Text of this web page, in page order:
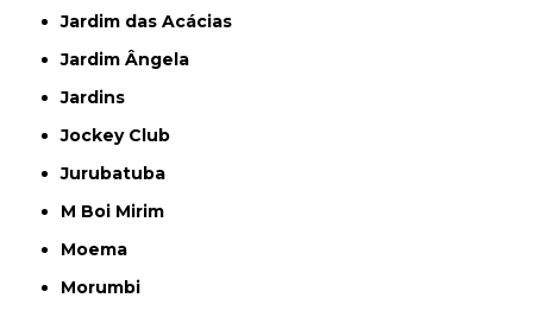
Jardim das Acácias
Jardim Ângela
Jardins
Jockey Club
Jurubatuba
M Boi Mirim
Moema
Morumbi